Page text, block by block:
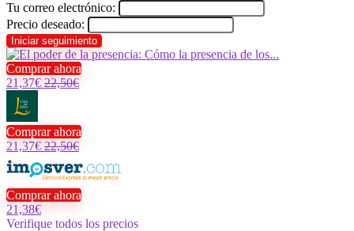
Tu correo electrónico:
Precio deseado:
Comprar ahora
21,37€ 22,50€
Comprar ahora
21,37€ 22,50€
Comprar ahora
21,38€
Verifique todos los precios